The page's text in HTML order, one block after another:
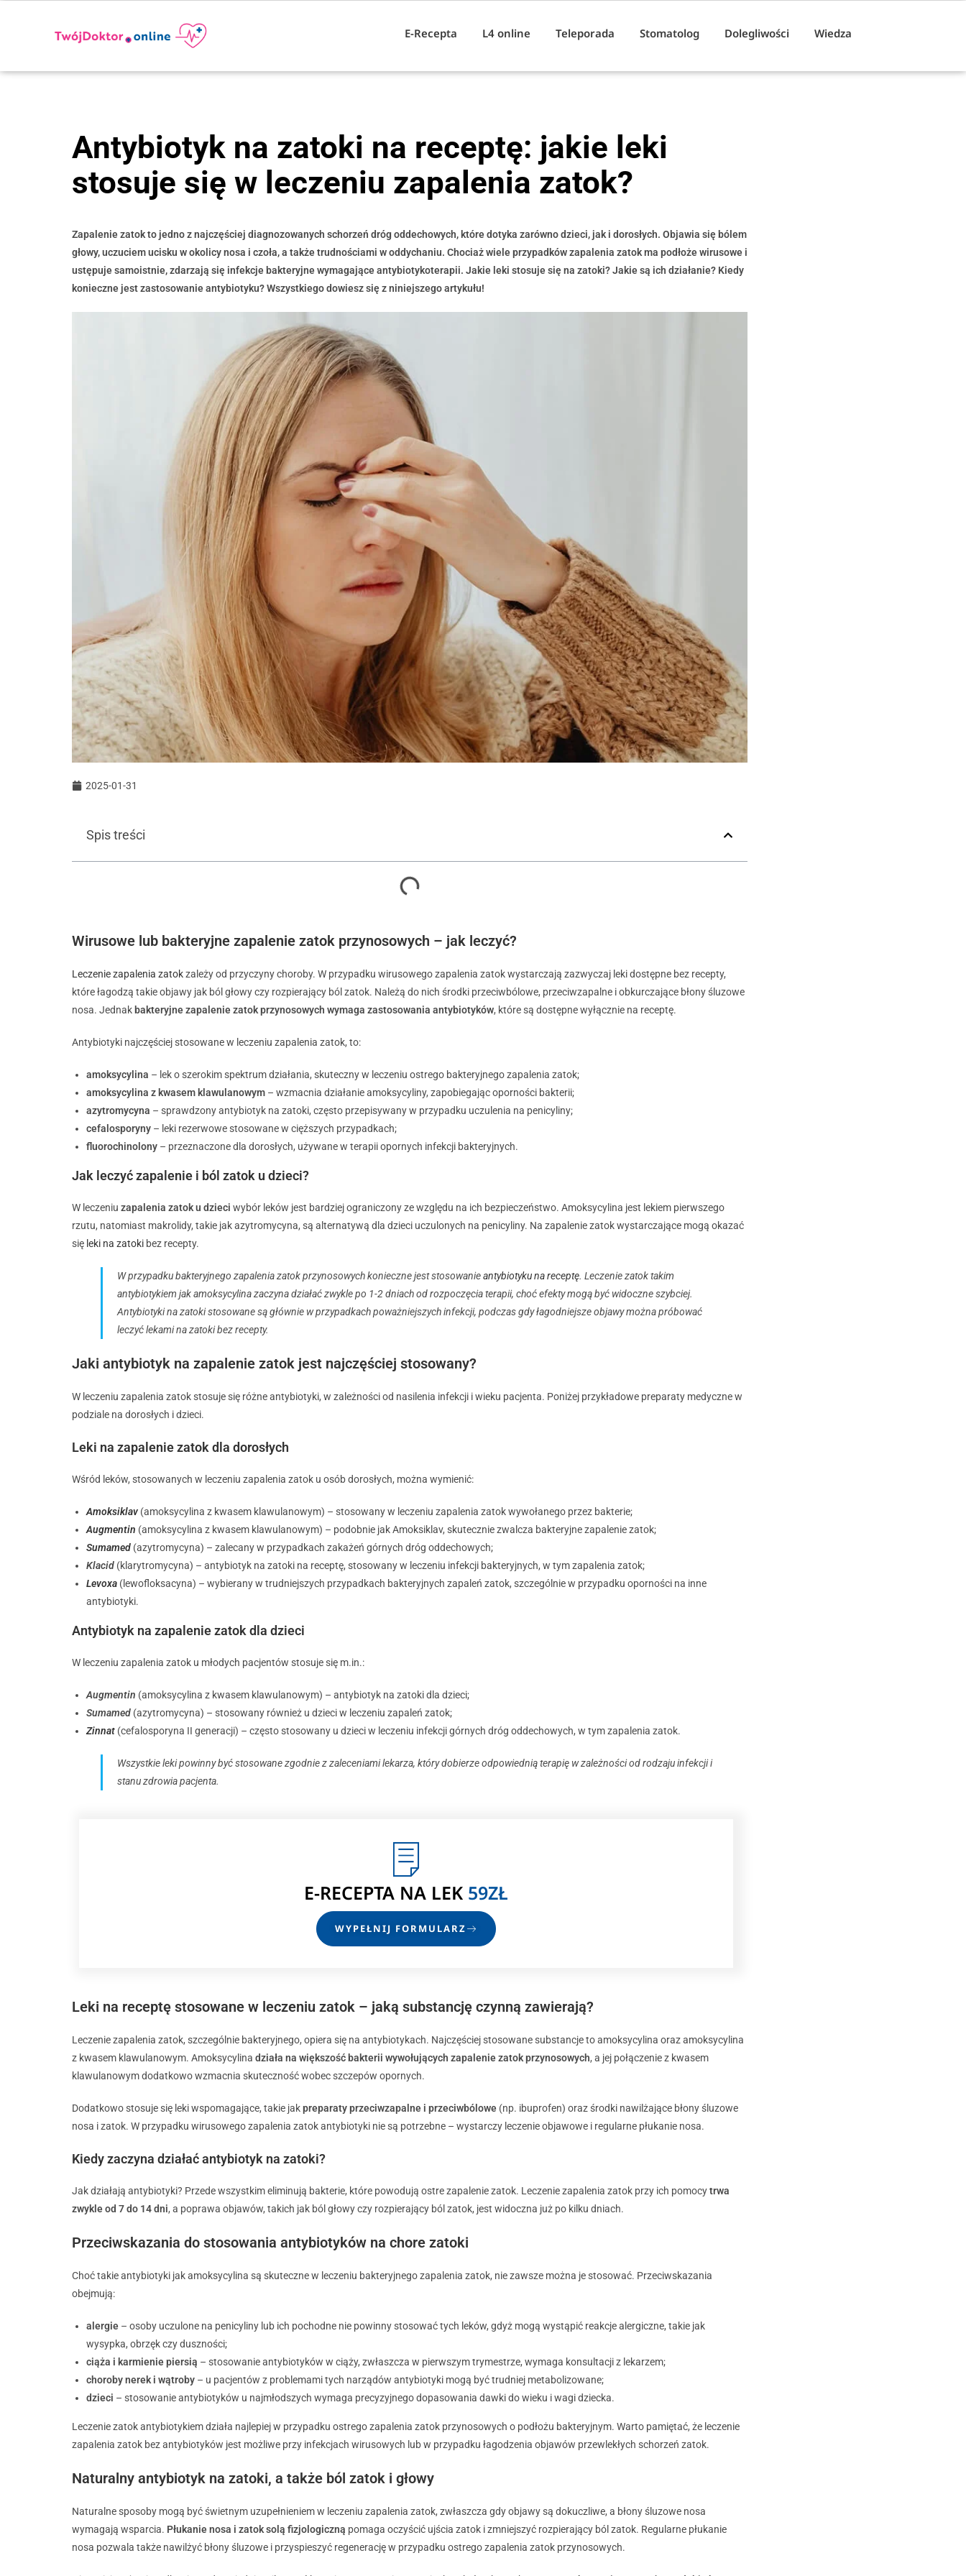
E-Recepta L4 online Teleporada Stomatolog Dolegliwości Wiedza
Antybiotyk na zatoki na receptę: jakie leki
stosuje się w leczeniu zapalenia zatok?
Zapalenie zatok to jedno z najczęściej diagnozowanych schorzeń dróg oddechowych, które dotyka zarówno dzieci, jak i dorosłych. Objawia się bólem
głowy, uczuciem ucisku w okolicy nosa i czoła, a także trudnościami w oddychaniu. Chociaż wiele przypadków zapalenia zatok ma podłoże wirusowe i
ustępuje samoistnie, zdarzają się infekcje bakteryjne wymagające antybiotykoterapii. Jakie leki stosuje się na zatoki? Jakie są ich działanie? Kiedy
konieczne jest zastosowanie antybiotyku? Wszystkiego dowiesz się z niniejszego artykułu!
2025-01-31
Spis treści
Wirusowe lub bakteryjne zapalenie zatok przynosowych – jak leczyć?
Leczenie zapalenia zatokzależy od przyczyny choroby. W przypadku wirusowego zapalenia zatok wystarczają zazwyczaj leki dostępne bez recepty,
które łagodzą takie objawy jak ból głowy czy rozpierający ból zatok. Należą do nich środki przeciwbólowe, przeciwzapalne i obkurczające błony śluzowe
nosa. Jednak bakteryjne zapalenie zatok przynosowych wymaga zastosowania antybiotyków, które są dostępne wyłącznie na receptę.
Antybiotyki najczęściej stosowane w leczeniu zapalenia zatok, to:
amoksycylina – lek o szerokim spektrum działania, skuteczny w leczeniu ostrego bakteryjnego zapalenia zatok;
amoksycylina z kwasem klawulanowym – wzmacnia działanie amoksycyliny, zapobiegając oporności bakterii;
azytromycyna – sprawdzony antybiotyk na zatoki, często przepisywany w przypadku uczulenia na penicyliny;
cefalosporyny – leki rezerwowe stosowane w cięższych przypadkach;
fluorochinolony – przeznaczone dla dorosłych, używane w terapii opornych infekcji bakteryjnych.
Jak leczyć zapalenie i ból zatok u dzieci?
W leczeniu zapalenia zatok u dzieci wybór leków jest bardziej ograniczony ze względu na ich bezpieczeństwo. Amoksycylina jest lekiem pierwszego
rzutu, natomiast makrolidy, takie jak azytromycyna, są alternatywą dla dzieci uczulonych na penicyliny. Na zapalenie zatok wystarczające mogą okazać
się leki na zatoki bez recepty.
W przypadku bakteryjnego zapalenia zatok przynosowych konieczne jest stosowanieantybiotyku na receptę. Leczenie zatok takim
antybiotykiem jak amoksycylina zaczyna działać zwykle po 1-2 dniach od rozpoczęcia terapii, choć efekty mogą być widoczne szybciej.
Antybiotyki na zatoki stosowane są głównie w przypadkach poważniejszych infekcji, podczas gdy łagodniejsze objawy można próbować
leczyć lekami na zatoki bez recepty.
Jaki antybiotyk na zapalenie zatok jest najczęściej stosowany?
W leczeniu zapalenia zatok stosuje się różne antybiotyki, w zależności od nasilenia infekcji i wieku pacjenta. Poniżej przykładowe preparaty medyczne w
podziale na dorosłych i dzieci.
Leki na zapalenie zatok dla dorosłych
Wśród leków, stosowanych w leczeniu zapalenia zatok u osób dorosłych, można wymienić:
Amoksiklav (amoksycylina z kwasem klawulanowym) – stosowany w leczeniu zapalenia zatok wywołanego przez bakterie;
Augmentin (amoksycylina z kwasem klawulanowym) – podobnie jak Amoksiklav, skutecznie zwalcza bakteryjne zapalenie zatok;
Sumamed (azytromycyna) – zalecany w przypadkach zakażeń górnych dróg oddechowych;
Klacid (klarytromycyna) – antybiotyk na zatoki na receptę, stosowany w leczeniu infekcji bakteryjnych, w tym zapalenia zatok;
Levoxa (lewofloksacyna) – wybierany w trudniejszych przypadkach bakteryjnych zapaleń zatok, szczególnie w przypadku oporności na inne
antybiotyki.
Antybiotyk na zapalenie zatok dla dzieci
W leczeniu zapalenia zatok u młodych pacjentów stosuje się m.in.:
Augmentin (amoksycylina z kwasem klawulanowym) – antybiotyk na zatoki dla dzieci;
Sumamed (azytromycyna) – stosowany również u dzieci w leczeniu zapaleń zatok;
Zinnat (cefalosporyna II generacji) – często stosowany u dzieci w leczeniu infekcji górnych dróg oddechowych, w tym zapalenia zatok.
Wszystkie leki powinny być stosowane zgodnie z zaleceniami lekarza, który dobierze odpowiednią terapię w zależności od rodzaju infekcji i
stanu zdrowia pacjenta.
E-RECEPTA NA LEK 59ZŁ
WYPEŁNIJ FORMULARZ
Leki na receptę stosowane w leczeniu zatok – jaką substancję czynną zawierają?
Leczenie zapalenia zatok, szczególnie bakteryjnego, opiera się na antybiotykach. Najczęściej stosowane substancje to amoksycylina oraz amoksycylina
z kwasem klawulanowym. Amoksycylina działa na większość bakterii wywołujących zapalenie zatok przynosowych, a jej połączenie z kwasem
klawulanowym dodatkowo wzmacnia skuteczność wobec szczepów opornych.
Dodatkowo stosuje się leki wspomagające, takie jakpreparaty przeciwzapalne i przeciwbólowe (np. ibuprofen) oraz środki nawilżające błony śluzowe
nosa i zatok. W przypadku wirusowego zapalenia zatok antybiotyki nie są potrzebne – wystarczy leczenie objawowe i regularne płukanie nosa.
Kiedy zaczyna działać antybiotyk na zatoki?
Jak działają antybiotyki? Przede wszystkim eliminują bakterie, które powodują ostre zapalenie zatok. Leczenie zapalenia zatok przy ich pomocytrwa
zwykle od 7 do 14 dni, a poprawa objawów, takich jak ból głowy czy rozpierający ból zatok, jest widoczna już po kilku dniach.
Przeciwskazania do stosowania antybiotyków na chore zatoki
Choć takie antybiotyki jak amoksycylina są skuteczne w leczeniu bakteryjnego zapalenia zatok, nie zawsze można je stosować. Przeciwskazania
obejmują:
alergie – osoby uczulone na penicyliny lub ich pochodne nie powinny stosować tych leków, gdyż mogą wystąpić reakcje alergiczne, takie jak
wysypka, obrzęk czy duszności;
ciąża i karmienie piersią – stosowanie antybiotyków w ciąży, zwłaszcza w pierwszym trymestrze, wymaga konsultacji z lekarzem;
choroby nerek i wątroby – u pacjentów z problemami tych narządów antybiotyki mogą być trudniej metabolizowane;
dzieci – stosowanie antybiotyków u najmłodszych wymaga precyzyjnego dopasowania dawki do wieku i wagi dziecka.
Leczenie zatok antybiotykiem działa najlepiej w przypadku ostrego zapalenia zatok przynosowych o podłożu bakteryjnym. Warto pamiętać, że leczenie
zapalenia zatok bez antybiotyków jest możliwe przy infekcjach wirusowych lub w przypadku łagodzenia objawów przewlekłych schorzeń zatok.
Naturalny antybiotyk na zatoki, a także ból zatok i głowy
Naturalne sposoby mogą być świetnym uzupełnieniem w leczeniu zapalenia zatok, zwłaszcza gdy objawy są dokuczliwe, a błony śluzowe nosa
wymagają wsparcia. Płukanie nosa i zatok solą fizjologiczną pomaga oczyścić ujścia zatok i zmniejszyć rozpierający ból zatok. Regularne płukanie
nosa pozwala także nawilżyć błony śluzowe i przyspieszyć regenerację w przypadku ostrego zapalenia zatok przynosowych.